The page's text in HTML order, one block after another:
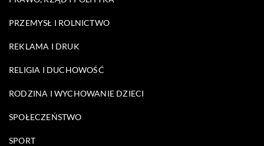
PRZEMYSŁ I ROLNICTWO
REKLAMA I DRUK
RELIGIA I DUCHOWOŚĆ
RODZINA I WYCHOWANIE DZIECI
SPOŁECZEŃSTWO
SPORT